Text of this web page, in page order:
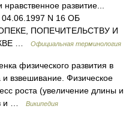
развитие...
04.06.1997 N 16 ОБ
ПОПЕЧИТЕЛЬСТВУ И
…
Официальная терминология
физического развития в
взвешивание. Физическое
роста (увеличение длины и
и …
Википедия